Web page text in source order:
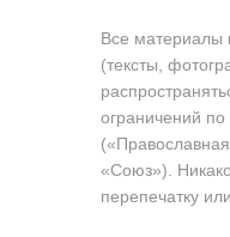
Все материалы
(тексты,
ограничений
«Союз»).
перепечатку